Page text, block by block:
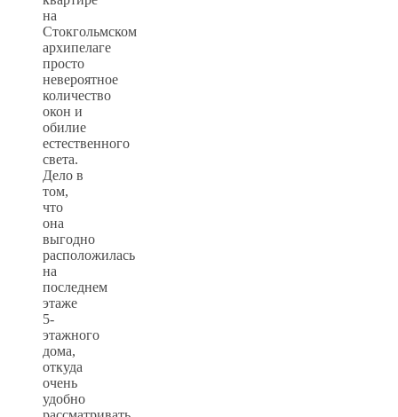
на
Стокгольмском
архипелаге
просто
невероятное
количество
окон и
обилие
естественного
света.
Дело в
том,
что
она
выгодно
расположилась
на
последнем
этаже
5-
этажного
дома,
откуда
очень
удобно